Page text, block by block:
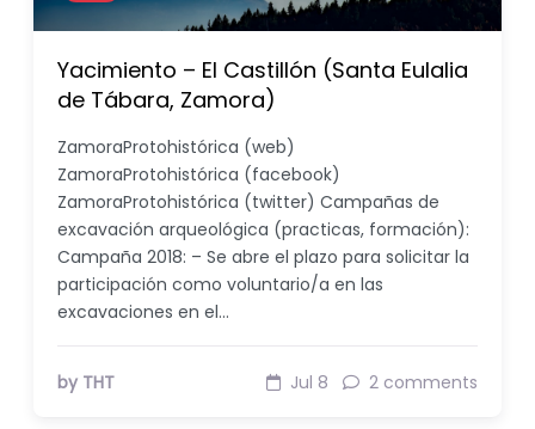
Yacimiento – El Castillón (Santa Eulalia
de Tábara, Zamora)
ZamoraProtohistórica (web)
ZamoraProtohistórica (facebook)
ZamoraProtohistórica (twitter) Campañas de
excavación arqueológica (practicas, formación):
Campaña 2018: – Se abre el plazo para solicitar la
participación como voluntario/a en las
excavaciones en el…
by THT Jul 8 2 comments